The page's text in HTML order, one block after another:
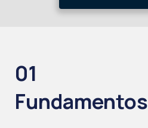
01
Fundamentos